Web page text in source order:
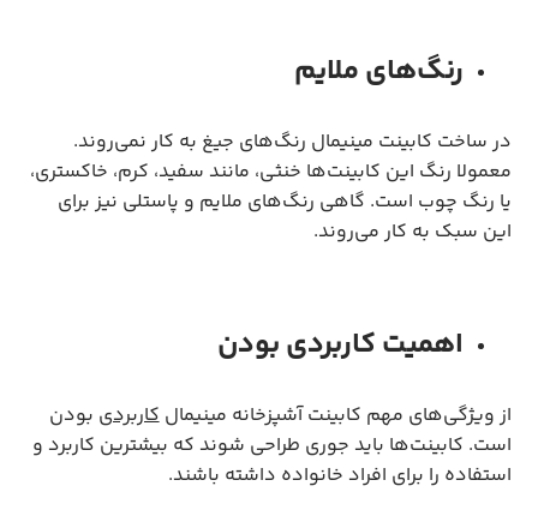
رنگ‌های ملایم
در ساخت کابینت مینیمال رنگ‌های جیغ به کار نمی‌روند.
معمولا رنگ این کابینت‌ها خنثی، مانند سفید، کرم، خاکستری،
یا رنگ چوب است. گاهی رنگ‌های ملایم و پاستلی نیز برای
این سبک به کار می‌روند.
اهمیت کاربردی بودن
از ویژگی‌های مهم کابینت آشپزخانه مینیمالکاربردی بودن
است. کابینت‌ها باید جوری طراحی شوند که بیشترین کاربرد و
استفاده را برای افراد خانواده داشته باشند.